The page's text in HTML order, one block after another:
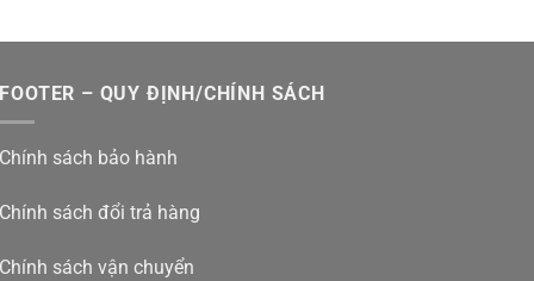
đến trải nghiệm nâng cấp toàn diện với đồ họa
cho người hâm mộ lâu năm và những ai yêu thích
FOOTER – QUY ĐỊNH/CHÍNH SÁCH
Chính sách bảo hành
Chính sách đổi trả hàng
Chính sách vận chuyển